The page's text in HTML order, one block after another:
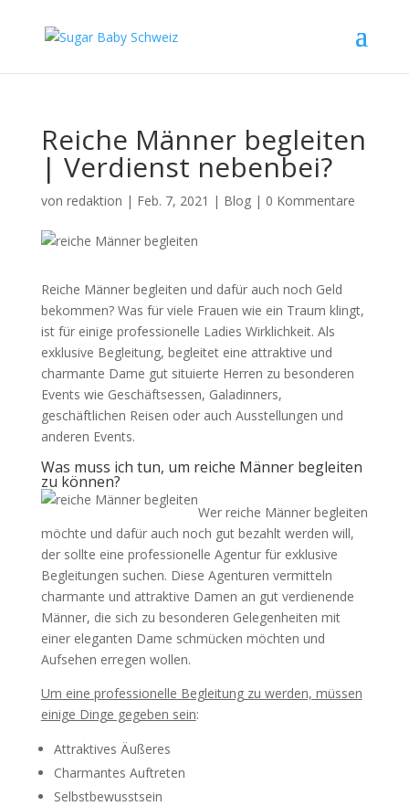
Reiche Männer begleiten
| Verdienst nebenbei?
von redaktion | Feb. 7, 2021 | Blog| 0 Kommentare
Reiche Männer begleiten und dafür auch noch Geld
bekommen? Was für viele Frauen wie ein Traum klingt,
ist für einige professionelle Ladies Wirklichkeit. Als
exklusive Begleitung, begleitet eine attraktive und
charmante Dame gut situierte Herren zu besonderen
Events wie Geschäftsessen, Galadinners,
geschäftlichen Reisen oder auch Ausstellungen und
anderen Events.
Was muss ich tun, um reiche Männer begleiten
zu können?
Wer reiche Männer begleiten
möchte und dafür auch noch gut bezahlt werden will,
der sollte eine professionelle Agentur für exklusive
Begleitungen suchen. Diese Agenturen vermitteln
charmante und attraktive Damen an gut verdienende
Männer, die sich zu besonderen Gelegenheiten mit
einer eleganten Dame schmücken möchten und
Aufsehen erregen wollen.
Um eine professionelle Begleitung zu werden, müssen
einige Dinge gegeben sein:
Attraktives Äußeres
Charmantes Auftreten
Selbstbewusstsein